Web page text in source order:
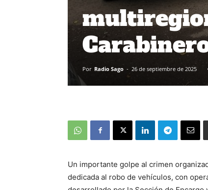
Por Radio Sago - 26 de septiembre de 2025
Un importante golpe al crimen
dedicada al robo de vehículos, con